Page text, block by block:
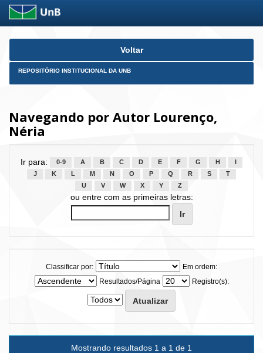
Skip
Voltar
REPOSITÓRIO INSTITUCIONAL DA UNB
Navegando por Autor Lourenço,
Néria
Ir para: 0-9 A B C D E F G H
J
K L M N O P Q R S
T
U
V W X Y Z
ou entre com as primeiras letras:
Classificar por:
Em ordem:
Resultados/Página
Registro(s):
Mostrando resultados 1 a 1 de 1